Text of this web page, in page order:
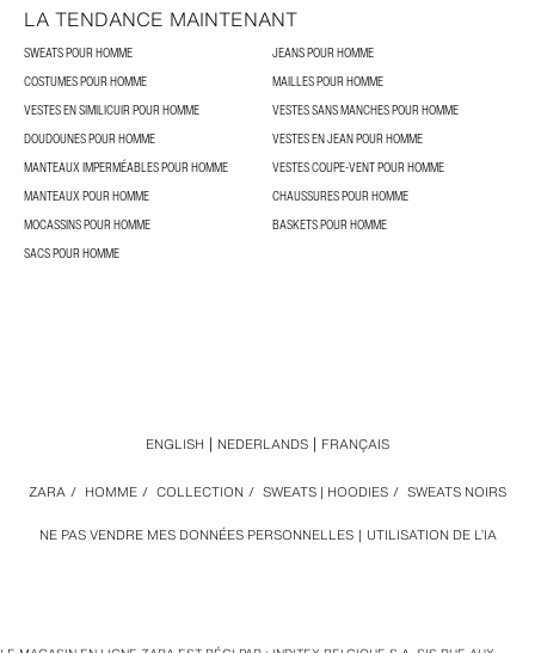
LA TENDANCE MAINTENANT
SWEATS POUR HOMME
JEANS POUR HOMME
COSTUMES POUR HOMME
MAILLES POUR HOMME
VESTES EN SIMILICUIR POUR HOMME
VESTES SANS MANCHES POUR HOMME
DOUDOUNES POUR HOMME
VESTES EN JEAN POUR HOMME
MANTEAUX IMPERMÉABLES POUR HOMME
VESTES COUPE-VENT POUR HOMME
MANTEAUX POUR HOMME
CHAUSSURES POUR HOMME
MOCASSINS POUR HOMME
BASKETS POUR HOMME
SACS POUR HOMME
NE PAS VENDRE MES DONNÉES PERSONNELLES UTILISATION DE L’IA
ZARA / HOMME / COLLECTION / SWEATS | HOODIES / SWEATS NOIRS
ENGLISH NEDERLANDS FRANÇAIS